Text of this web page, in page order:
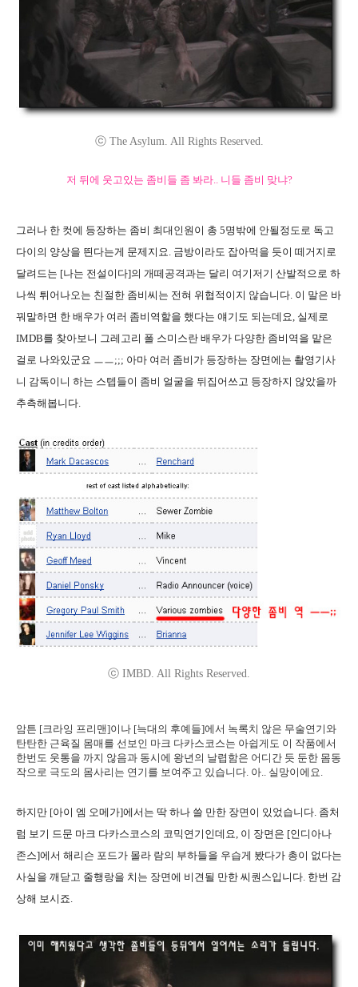
ⓒ The Asylum. All Rights Reserved.
저 뒤에 웃고있는 좀비들 좀 봐라.. 니들 좀비 맞냐?
그러나 한 컷에 등장하는 좀비 최대인원이 총 5명밖에 안될정도로 독고
다이의 양상을 띈다는게 문제지요. 금방이라도 잡아먹을 듯이 떼거지로
달려드는 [나는 전설이다]의 개떼공격과는 달리 여기저기 산발적으로 하
나씩 튀어나오는 친절한 좀비씨는 전혀 위협적이지 않습니다. 이 말은 바
꿔말하면 한 배우가 여러 좀비역할을 했다는 얘기도 되는데요, 실제로
IMDB를 찾아보니 그레고리 폴 스미스란 배우가 다양한 좀비역을 맡은
걸로 나와있군요 ㅡㅡ;;; 아마 여러 좀비가 등장하는 장면에는 촬영기사
니 감독이니 하는 스텝들이 좀비 얼굴을 뒤집어쓰고 등장하지 않았을까
추측해봅니다.
ⓒ IMBD. All Rights Reserved.
암튼 [크라잉 프리맨]이나 [늑대의 후예들]에서 녹록치 않은 무술연기와
탄탄한 근육질 몸매를 선보인 마크 다카스코스는 아쉽게도 이 작품에서
한번도 웃통을 까지 않음과 동시에 왕년의 날렵함은 어디간 듯 둔한 몸동
작으로 극도의 몸사리는 연기를 보여주고 있습니다. 아.. 실망이에요.
하지만 [아이 엠 오메가]에서는 딱 하나 쓸 만한 장면이 있었습니다. 좀처
럼 보기 드문 마크 다카스코스의 코믹연기인데요, 이 장면은 [인디아나
존스]에서 해리슨 포드가 몰라 람의 부하들을 우습게 봤다가 총이 없다는
사실을 깨닫고 줄행랑을 치는 장면에 비견될 만한 씨퀀스입니다. 한번 감
상해 보시죠.